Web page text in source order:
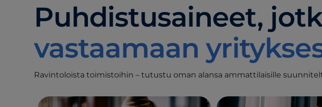
Puhdistusaineet,
vastaamaan
Ravintoloista toimistoihin – tutustu oman alansa ammattilaisille